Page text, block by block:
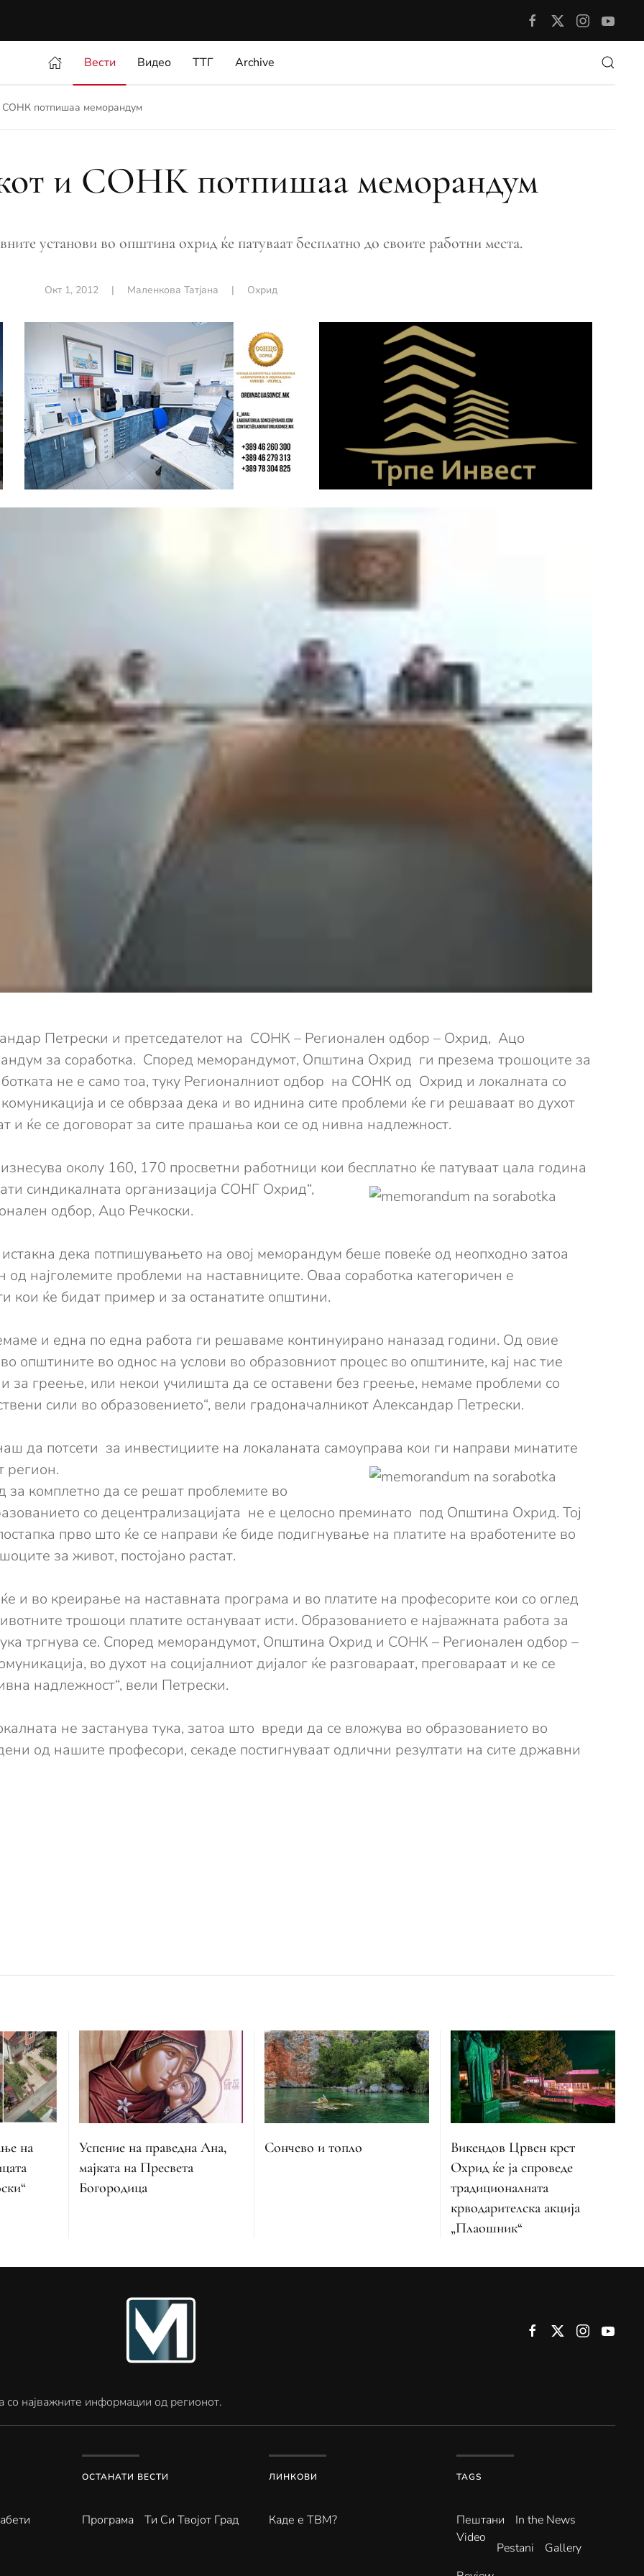
Вести Видео ТТГ Archive
СОНК потпишаа меморандум
и СОНК потпишаа меморандум
установи во општина охрид ќе патуваат бесплатно до своите работни места.
Окт 1, 2012 | Маленкова Татјана | Охрид
Петрески и претседателот на СОНК – Регионален одбор – Охрид, Ацо
за соработка. Според меморандумот, Општина Охрид ги презема трошоците за
не е само тоа, туку Регионалниот одбор на СОНК од Охрид и локалната со
и се обврзаа дека и во иднина сите проблеми ќе ги решаваат во духот
и ќе се договорат за сите прашања кои се од нивна надлежност.
околу 160, 170 просветни работници кои бесплатно ќе патуваат цала година
синдикалната организација СОНГ Охрид“,
одбор, Ацо Речкоски.
дека потпишувањето на овој меморандум беше повеќе од неопходно затоа
најголемите проблеми на наставниците. Оваа соработка категоричен е
кои ќе бидат пример и за останатите општини.
и една по една работа ги решаваме континуирано наназад години. Од овие
општините во однос на услови во образовниот процес во општините, кај нас тие
за греење, или некои училишта да се оставени без греење, немаме проблеми со
сили во образовението“, вели градоначалникот Александар Петрески.
да потсети за инвестициите на локаланата самоуправа кои ги направи минатите
регион.
комплетно да се решат проблемите во
со децентрализацијата не е целосно преминато под Општина Охрид. Тој
прво што ќе се направи ќе биде подигнување на платите на вработените во
за живот, постојано растат.
и во креирање на наставната програма и во платите на професорите кои со оглед
трошоци платите остануваат исти. Образованието е најважната работа за
тргнува се. Според меморандумот, Општина Охрид и СОНК – Регионален одбор –
во духот на социјалниот дијалог ќе разговараат, преговараат и ке се
надлежност“, вели Петрески.
не застанува тука, затоа што вреди да се вложува во образованието во
од нашите професори, секаде постигнуваат одлични резултати на сите државни
на
Успение на праведна Ана,
мајката на Пресвета
Богородица
Сончево и топло
Викендов Црвен крст
Охрид ќе ја спроведе
традиционалната
крводарителска акција
„Плаошник“
најважните информации од регионот.
ОСТАНАТИ ВЕСТИ
Програма Ти Си Твојот Град
ЛИНКОВИ
Каде е ТВМ?
TAGS
Пештани
In the News
Video
Pestani
Gallery